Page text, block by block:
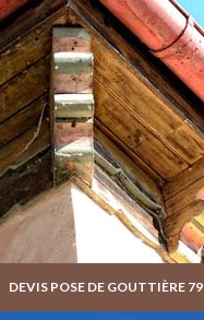
DEVIS POSE DE GOUTTIÈRE 79